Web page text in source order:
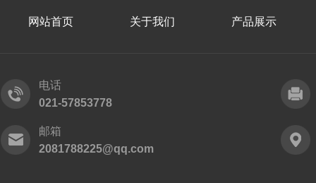
网站首页 关于我们 产品展示
电话
021-57853778
邮箱
2081788225@qq.com